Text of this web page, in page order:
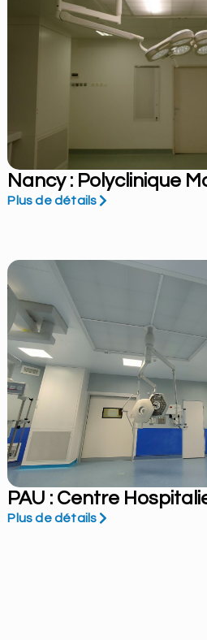
Nancy : Polyclinique
Plus de détails
PAU : Centre
Plus de détails